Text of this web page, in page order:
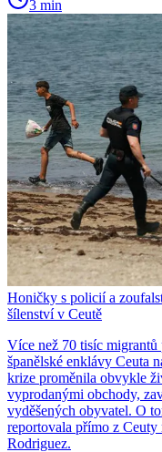
3 min
Honičky s policií a
šílenství v Ceutě
Více než 70 tisíc migrantů
španělské enklávy Ceuta
krize proměnila obvykle
vyprodanými obchody,
vyděšených obyvatel. O
reportovala přímo z
Rodriguez.